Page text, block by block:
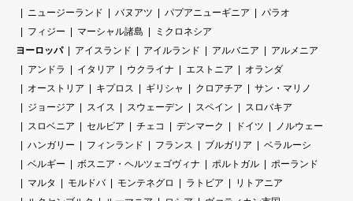
ニュージーランド
バヌアツ パプアニューギニア
パラオ
フィジー
マーシャル諸島
ミクロネシア
ヨーロッパ
アイスランド アイルランド アルバニア
アルメニア
アンドラ
イタリア ウクライナ エストニア
オランダ
オーストリア
キプロス ギリシャ クロアチア
サン・マリノ
ジョージア
スイス スウェーデン スペイン
スロバキア
スロベニア
セルビア チェコ デンマーク ドイツ
ノルウェー
ハンガリー
フィンランド フランス ブルガリア
ベラルーシ
ベルギー
ボスニア・ヘルツェゴヴィナ ポルトガル
ポーランド
マルタ
モルドバ モンテネグロ ラトビア
リトアニア